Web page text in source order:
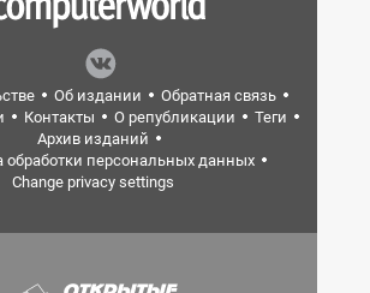
Об издании
Обратная связь
Контакты О републикации
Теги
Архив изданий
обработки персональных данных
Change privacy settings